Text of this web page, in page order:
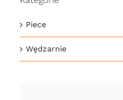
Piece
Wędzarnie